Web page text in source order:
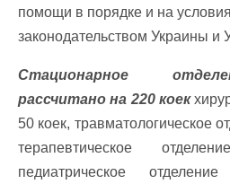
помощи в порядке и на
законодательством Украины и
Стационарное
рассчитано на 220 коек
50 коек, травматологическое
терапевтическое
педиатрическое